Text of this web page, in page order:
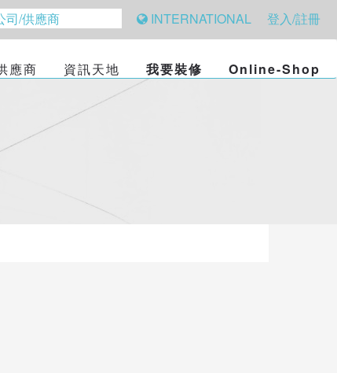
INTERNATIONAL 登入/註冊
應商 資訊天地 我要裝修 Online-Shop